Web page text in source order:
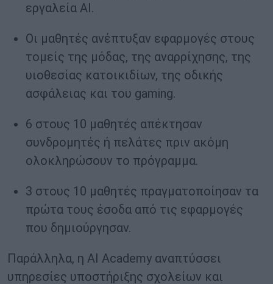
εργαλεία AI.
Οι μαθητές ανέπτυξαν εφαρμογές στους
τομείς της μόδας, της αναρρίχησης, της
υιοθεσίας κατοικιδίων, της οδικής
ασφάλειας και του gaming.
6 στους 10 μαθητές απέκτησαν
συνδρομητές ή πελάτες πριν ακόμη
ολοκληρώσουν το πρόγραμμα.
3 στους 10 μαθητές πραγματοποίησαν τα
πρώτα τους έσοδα από τις εφαρμογές
που δημιούργησαν.
Παράλληλα, η AI Academy αναπτύσσει
υπηρεσίες υποστήριξης σχολείων και